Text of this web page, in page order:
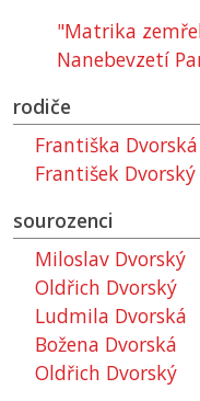
"Matrika
Nanebevzetí
rodiče
Františka
František Dvorský
sourozenci
Miloslav Dvorský
Oldřich Dvorský
Ludmila Dvorská
Božena Dvorská
Oldřich Dvorský